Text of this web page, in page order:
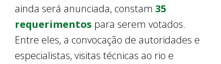
ainda será anunciada, constam 35
requerimentos para serem votados.
Entre eles, a convocação de autoridades e
especialistas, visitas técnicas ao rio e